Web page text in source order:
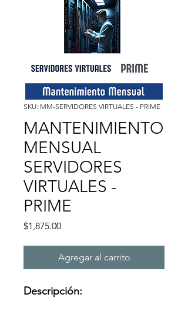
SKU: MM-SERVIDORES VIRTUALES - PRIME
MANTENIMIENTO
MENSUAL
SERVIDORES
VIRTUALES -
PRIME
$1,875.00Precio
Agregar al carrito
Descripción: